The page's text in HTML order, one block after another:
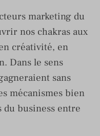
marketing du
nos chakras aux
créativité, en
Dans le sens
sans
mécanismes bien
du business entre